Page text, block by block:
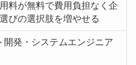
料が無料で費用負担なく企
びの選択肢を増やせる
開発・システムエンジニア